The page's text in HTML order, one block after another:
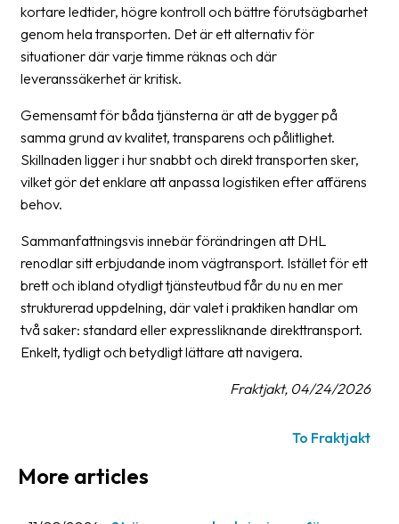
Coworkers
Job
&
News
archive
Contact
Terms
and
conditions
content
kortare ledtider, högre kontroll och bättre förutsägbarhet
genom hela transporten. Det är ett alternativ för
situationer där varje timme räknas och där
leveranssäkerhet är kritisk.
Gemensamt för båda tjänsterna är att de bygger på
samma grund av kvalitet, transparens och pålitlighet.
Skillnaden ligger i hur snabbt och direkt transporten sker,
vilket gör det enklare att anpassa logistiken efter affärens
behov.
Sammanfattningsvis innebär förändringen att DHL
renodlar sitt erbjudande inom vägtransport. Istället för ett
brett och ibland otydligt tjänsteutbud får du nu en mer
strukturerad uppdelning, där valet i praktiken handlar om
två saker: standard eller expressliknande direkttransport.
Enkelt, tydligt och betydligt lättare att navigera.
Fraktjakt, 04/24/2026
To Fraktjakt
More articles